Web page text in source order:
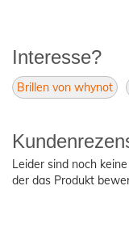
Interesse?
Brillen von whynot
Leider sind noch
der das Produkt